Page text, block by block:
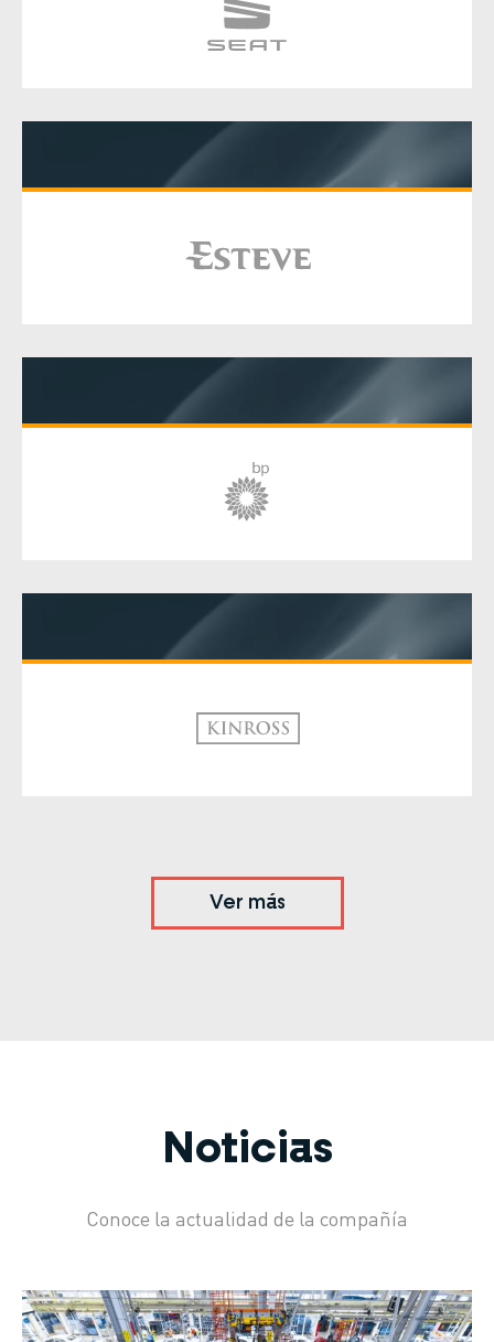
Ver más
Noticias
Conoce la actualidad de la compañía